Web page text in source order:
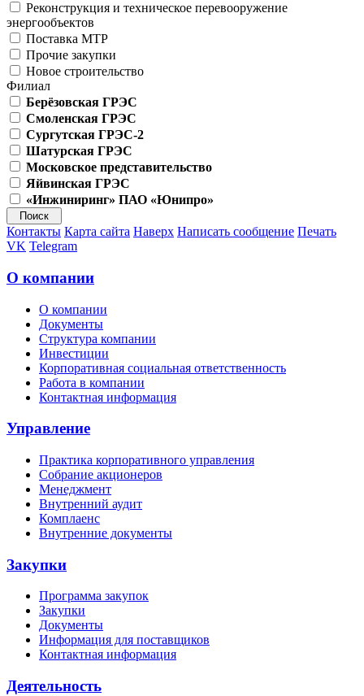
Реконструкция и техническое перевооружение
энергообъектов
Поставка МТР
Прочие закупки
Новое строительство
Филиал
Берёзовская ГРЭС
Смоленская ГРЭС
Сургутская ГРЭС-2
Шатурская ГРЭС
Московское представительство
Яйвинская ГРЭС
«Инжиниринг» ПАО «Юнипро»
Контакты Карта сайта Наверх Написать сообщение Печать
VK Telegram
О компании
О компании
Документы
Структура компании
Инвестиции
Корпоративная социальная ответственность
Работа в компании
Контактная информация
Управление
Практика корпоративного управления
Собрание акционеров
Менеджмент
Внутренний аудит
Комплаенс
Внутренние документы
Закупки
Программа закупок
Закупки
Документы
Информация для поставщиков
Контактная информация
Деятельность